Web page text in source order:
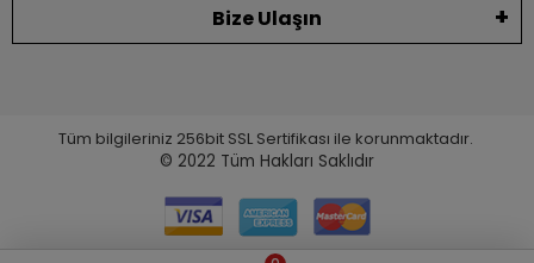
Bize Ulaşın
Tüm bilgileriniz 256bit SSL Sertifikası ile korunmaktadır.
© 2022 Tüm Hakları Saklıdır